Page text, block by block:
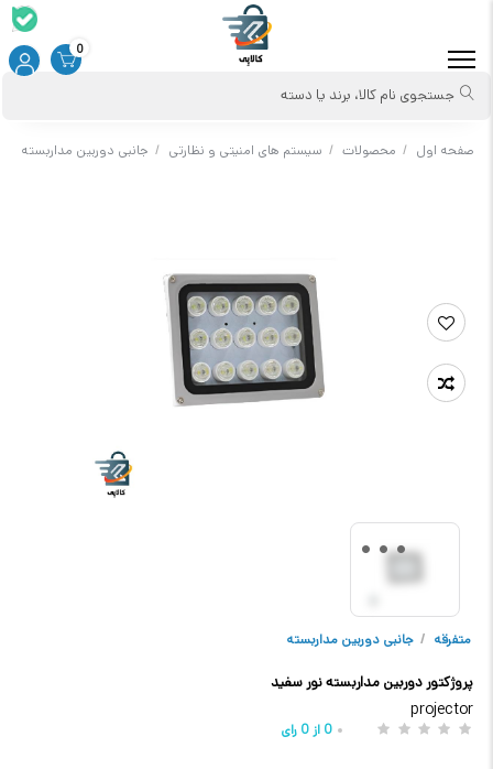
جستجوی نام کالا، برند یا دسته
0
صفحه اول / محصولات / سیستم های امنیتی و نظارتی / جانبی دوربین مداربسته
متفرقه / جانبی دوربین مداربسته
پروژکتور دوربین مداربسته نور سفید
projector
0 از0 رای